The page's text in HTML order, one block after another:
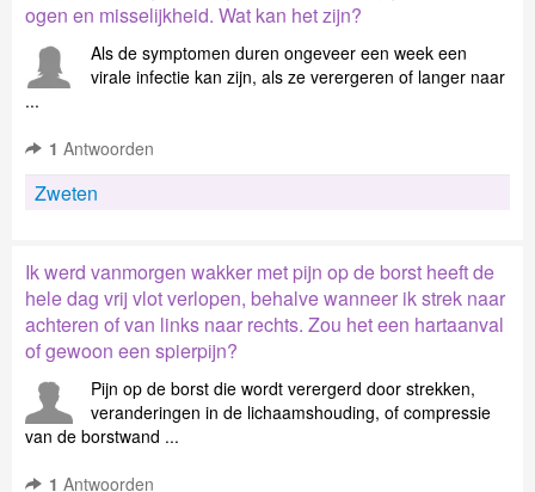
ogen en misselijkheid. Wat kan het zijn?
Als de symptomen duren ongeveer een week een
virale infectie kan zijn, als ze verergeren of langer naar
...
1 Antwoorden
Zweten
Ik werd vanmorgen wakker met pijn op de borst heeft de
hele dag vrij vlot verlopen, behalve wanneer ik strek naar
achteren of van links naar rechts. Zou het een hartaanval
of gewoon een spierpijn?
Pijn op de borst die wordt verergerd door strekken,
veranderingen in de lichaamshouding, of compressie
van de borstwand ...
1 Antwoorden